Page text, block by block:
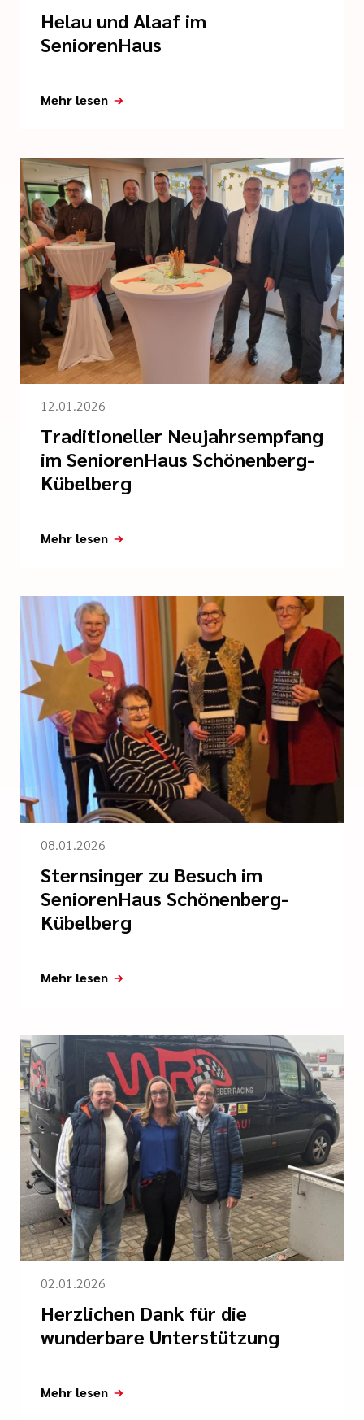
Helau und Alaaf im
SeniorenHaus
Mehr lesen
12.01.2026
Traditioneller Neujahrsempfang
im SeniorenHaus Schönenberg-
Kübelberg
Mehr lesen
08.01.2026
Sternsinger zu Besuch im
SeniorenHaus Schönenberg-
Kübelberg
Mehr lesen
02.01.2026
Herzlichen Dank für die
wunderbare Unterstützung
Mehr lesen